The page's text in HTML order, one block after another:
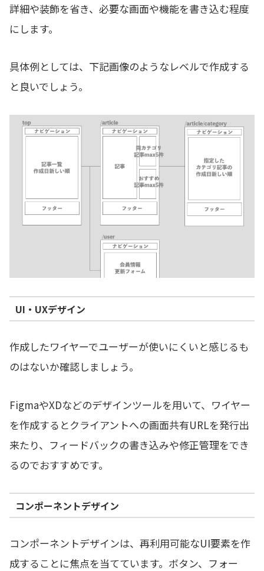
詳細や装飾を省き、必要な画面や機能を書き込む程度
にします。
具体例としては、下記画像のようなレベルで作成する
と良いでしょう。
UI・UXデザイン
作成したワイヤーでユーザーが使いにくいと感じるも
のはないか確認しましょう。
FigmaやXDなどのデザインツールを用いて、ワイヤー
を作成するとクライアントへの画面共有URLを発行出
来たり、フィードバックの書き込みや修正管理をでき
るのでおすすめです。
コンポーネントデザイン
コンポーネントデザインは、再利用可能なUI要素を作
成することに焦点を当てています。ボタン、フォー